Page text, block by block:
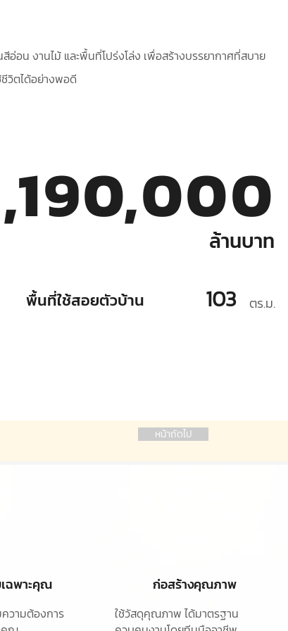
อ่อน งานไม้ และพื้นที่โปร่งโล่ง เพื่อสร้างบรรยากาศที่สบาย
วิตได้อย่างพอดี
ล้านบาท
พื้นที่ใช้สอยตัวบ้าน 103 ตร.ม.
หน้าถัดไป
ฉพาะคุณ
วามต้องการ
ก่อสร้างคุณภาพ
ใช้วัสดุคุณภาพ ได้มาตรฐาน